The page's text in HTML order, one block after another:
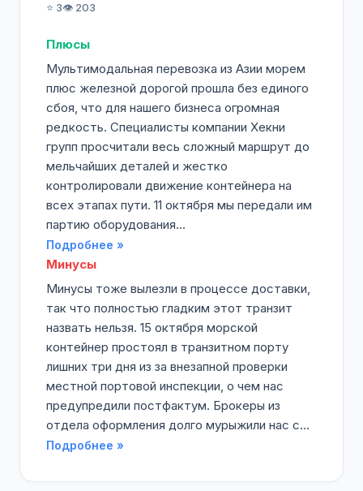
⭐ 3👁️ 203
Плюсы
Мультимодальная перевозка из Азии морем
плюс железной дорогой прошла без единого
сбоя, что для нашего бизнеса огромная
редкость. Специалисты компании Хекни
групп просчитали весь сложный маршрут до
мельчайших деталей и жестко
контролировали движение контейнера на
всех этапах пути. 11 октября мы передали им
партию оборудования...
Подробнее »
Минусы
Минусы тоже вылезли в процессе доставки,
так что полностью гладким этот транзит
назвать нельзя. 15 октября морской
контейнер простоял в транзитном порту
лишних три дня из за внезапной проверки
местной портовой инспекции, о чем нас
предупредили постфактум. Брокеры из
отдела оформления долго мурыжили нас с...
Подробнее »